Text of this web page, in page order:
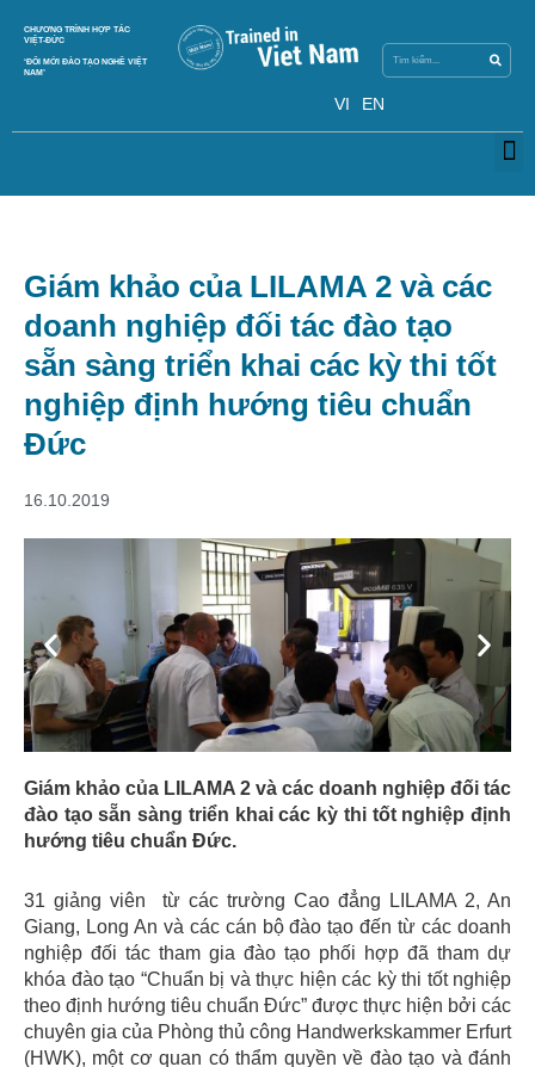
CHƯƠNG TRÌNH HỢP TÁC
VIỆT-ĐỨC
‘ĐỔI MỚI ĐÀO TẠO NGHỀ VIỆT
NAM’
VI EN
Giám khảo của LILAMA 2 và các
doanh nghiệp đối tác đào tạo
sẵn sàng triển khai các kỳ thi tốt
nghiệp định hướng tiêu chuẩn
Đức
16.10.2019
Previous Next
Giám khảo của LILAMA 2 và các doanh nghiệp đối tác
đào tạo sẵn sàng triển khai các kỳ thi tốt nghiệp định
hướng tiêu chuẩn Đức.
31 giảng viên từ các trường Cao đẳng LILAMA 2, An
Giang, Long An và các cán bộ đào tạo đến từ các doanh
nghiệp đối tác tham gia đào tạo phối hợp đã tham dự
khóa đào tạo “Chuẩn bị và thực hiện các kỳ thi tốt nghiệp
theo định hướng tiêu chuẩn Đức” được thực hiện bởi các
chuyên gia của Phòng thủ công Handwerkskammer Erfurt
(HWK), một cơ quan có thẩm quyền về đào tạo và đánh